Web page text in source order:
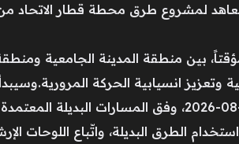
بين منطقة المدينة الجامعية
انسيابية الحركة
يوم السبت الموافق 04-07-2026، وحتى يوم الأحد الموافق 23-
الطرق البديلة، واتّباع اللوحات